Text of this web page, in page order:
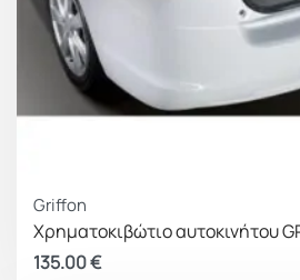
Griffon
Χρηματοκιβώτιο αυτοκινήτου
135.00€